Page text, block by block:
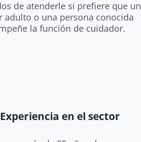
de atenderle si prefiere que un
adulto o una persona conocida
la función de cuidador.
Experiencia en el sector